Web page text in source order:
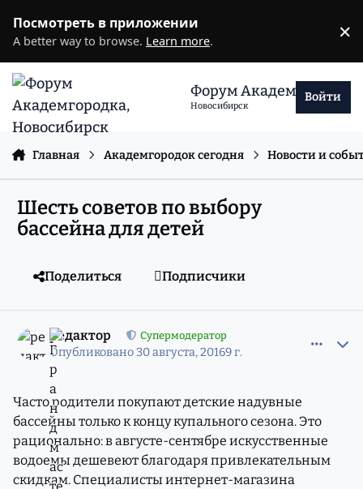
Посмотреть в приложении
A better way to browse. Learn more. ×
Форум Академгородка
Новосибирск
Войти
Главная Академгородок сегодня Новости и
Шесть советов по выбору
бассейна для детей
Поделиться Подписчики
редактор Супермодератор
Опубликовано30 августа, 20169 г.
Часто родители покупают детские надувные
бассейны только к концу купального сезона. Это
рационально: в августе-сентябре искусственные
водоемы дешевеют благодаря привлекательным
скидкам. Специалисты интернет-магазина